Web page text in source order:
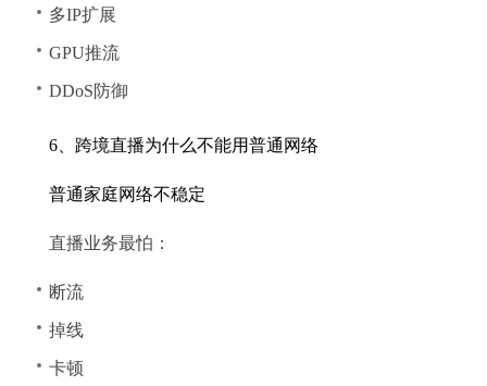
多IP扩展
GPU推流
DDoS防御
6、跨境直播为什么不能用普通网络
普通家庭网络不稳定
直播业务最怕：
断流
掉线
卡顿